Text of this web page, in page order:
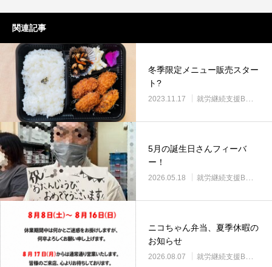
関連記事
冬季限定メニュー販売スター
ト?
2023.11.17 就労継続支援B型・ニコサービス
5月の誕生日さんフィーバ
ー！
2026.05.18 就労継続支援B型・ニコサービス
ニコちゃん弁当、夏季休暇の
お知らせ
2026.08.07 就労継続支援B型・ニコサービス